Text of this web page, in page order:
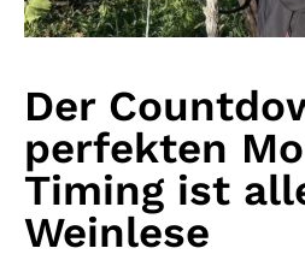
Der
perfekten
Timing ist
Weinlese